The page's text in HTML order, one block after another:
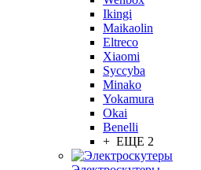
Ikingi
Maikaolin
Eltreco
Xiaomi
Syccyba
Minako
Yokamura
Okai
Benelli
+ ЕЩЕ 2